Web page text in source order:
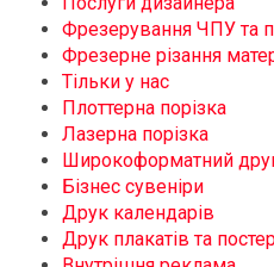
Фрезерування ЧПУ та
Фрезерне різання
Тільки у нас
Плоттерна порізка
Лазерна порізка
Широкоформатний
Бізнес сувеніри
Друк календарів
Друк плакатів та